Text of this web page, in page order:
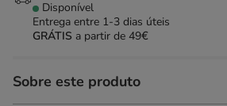
Disponível
Entrega entre 1-3 dias úteis
GRÁTIS a partir de 49€
Sobre este produto